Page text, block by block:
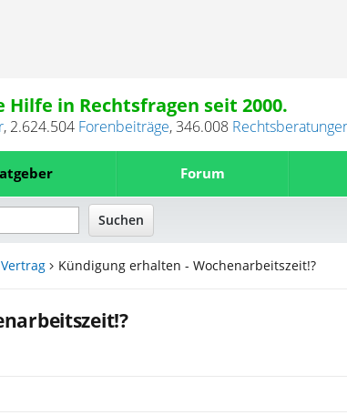
Hilfe in Rechtsfragen seit 2000.
, 2.624.504 Forenbeiträge,346.008
Forum
Vertrag Kündigung erhalten - Wochenarbeitszeit!?